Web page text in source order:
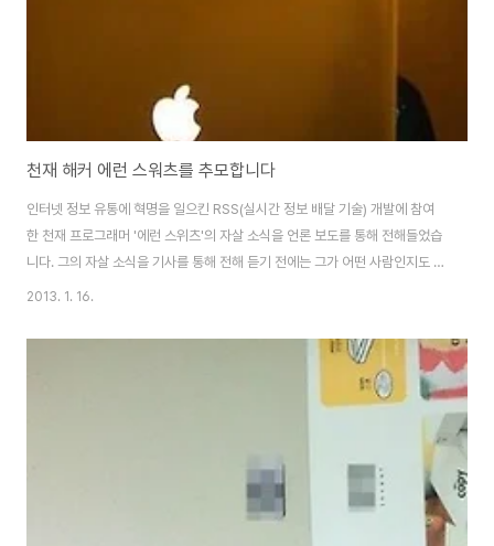
천재 해커 에런 스워츠를 추모합니다
인터넷 정보 유통에 혁명을 일으킨 RSS(실시간 정보 배달 기술) 개발에 참여
한 천재 프로그래머 '에런 스위츠'의 자살 소식을 언론 보도를 통해 전해들었습
니다. 그의 자살 소식을 기사를 통해 전해 듣기 전에는 그가 어떤 사람인지도 몰
랐고, 그의 이름 조차 들어 본 일이 없습니다. 그렇지만 RSS라고 하는 기술이
다. 제가 블로그에 쓴 글이 많은 사람들에게 읽힐 수 있는 것도 RSS라는 기술
덕분이고, 트위터, 페이스북 같은 소셜 네트워크 역시 RSS 기술에 기반하여 이
루어진 것으로 알고 있습니다. RSS라고 하는 편리한 배포 기술이 인터넷 정보
유통의 혁명적인 변화를 일으켰다고 평가합니다. 신문 기사를 보면 RSS 기술
2013. 1. 16.